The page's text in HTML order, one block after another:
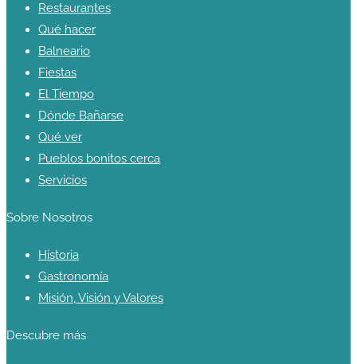
Restaurantes
Qué hacer
Balneario
Fiestas
El Tiempo
Dónde Bañarse
Qué ver
Pueblos bonitos cerca
Servicios
Sobre Nosotros
Historia
Gastronomía
Misión, Visión y Valores
Descubre más